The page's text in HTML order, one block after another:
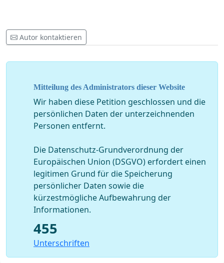
Autor kontaktieren
Mitteilung des Administrators dieser Website
Wir haben diese Petition geschlossen und die
persönlichen Daten der unterzeichnenden
Personen entfernt.
Die Datenschutz-Grundverordnung der
Europäischen Union (DSGVO) erfordert einen
legitimen Grund für die Speicherung
persönlicher Daten sowie die
kürzestmögliche Aufbewahrung der
Informationen.
455
Unterschriften